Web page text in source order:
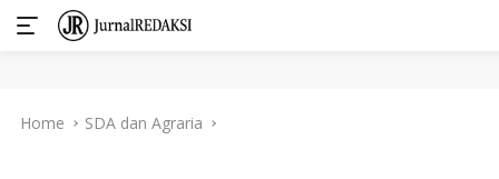
Home SDA dan Agraria